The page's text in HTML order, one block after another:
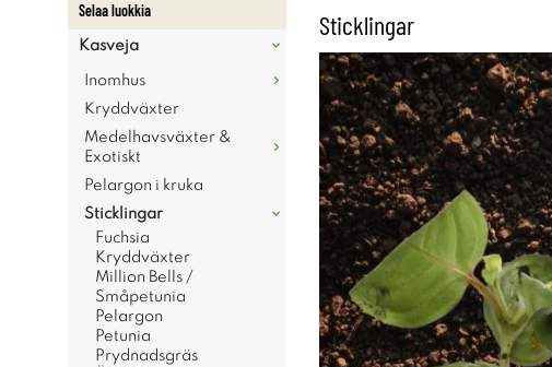
Selaa luokkia
Kasveja
Inomhus
Kryddväxter
Medelhavsväxter &
Exotiskt
Pelargon i kruka
Sticklingar
Fuchsia
Kryddväxter
Million Bells /
Småpetunia
Pelargon
Petunia
Prydnadsgräs
Sticklingar